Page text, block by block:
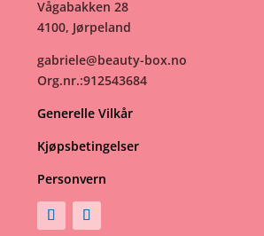
Vågabakken 28
4100, Jørpeland
gabriele@beauty-box.no
Org.nr.:912543684
Generelle Vilkår
Kjøpsbetingelser
Personvern